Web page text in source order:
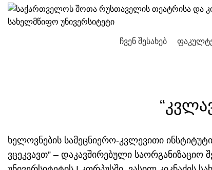
ჩვენ შესახებ
ხელოვნების სამეცნიერო-კვლევითი
ვცეკვავთ” – დაკავშირებული საორგანიზაციო